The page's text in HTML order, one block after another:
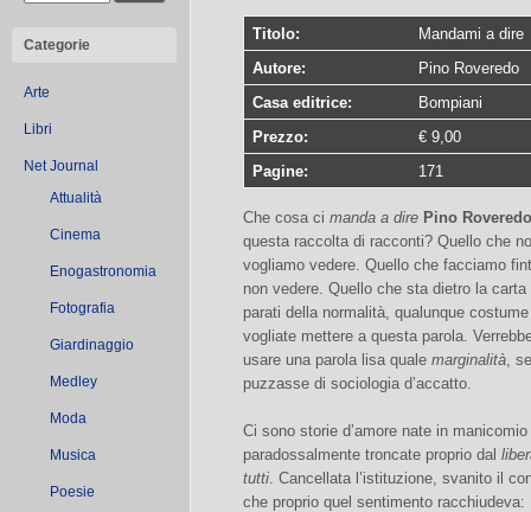
Categorie
Arte
Libri
Net Journal
Attualità
Cinema
Enogastronomia
Fotografia
Giardinaggio
Medley
Moda
Musica
Poesie
Titolo:
Mandami a dire
Autore:
Pino Roveredo
Casa editrice:
Bompiani
Prezzo:
€ 9,00
Pagine:
171
Che cosa ci manda a dire Pino Roveredo
questa raccolta di racconti? Quello che
vogliamo vedere. Quello che facciamo
non vedere. Quello che sta dietro la carta
parati della normalità, qualunque costume
vogliate mettere a questa parola.
usare una parola lisa quale marginalità,
puzzasse di sociologia d’accatto.
Ci sono storie d’amore nate in manicomio
paradossalmente troncate proprio dal
tutti. Cancellata l’istituzione, svanito il
che proprio quel sentimento racchiudeva: